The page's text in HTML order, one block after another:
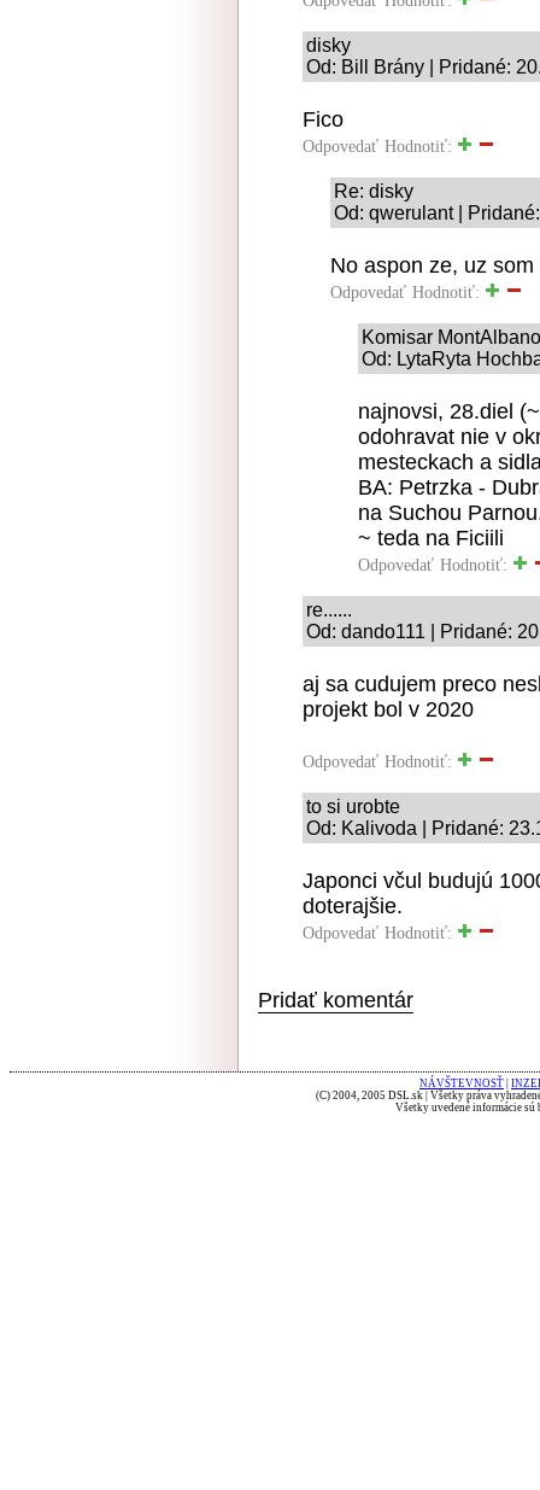
disky
Od: Bill Brány | Pridané:
Fico
Odpovedať Hodnotiť:
Re: disky
Od: qwerulant |
No aspon ze, uz
Odpovedať Hodnotiť:
Komisar
Od: LytaRyta
najnovsi, 28.diel
odohravat nie v
mesteckach a
BA: Petrzka -
na Suchou
~ teda na Ficiili
Odpovedať Hodnotiť:
re......
Od: dando111 | Pridané:
aj sa cudujem preco
projekt bol v 2020
Odpovedať Hodnotiť:
to si urobte
Od: Kalivoda | Pridané:
Japonci včul budujú
doterajšie.
Odpovedať Hodnotiť:
Pridať komentár
NÁVŠTEVNOSŤ
(C) 2004, 2005 DSL.sk | Všetky práva
Všetky uvedené informácie sú